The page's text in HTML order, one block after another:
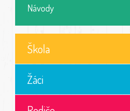
Návody
Škola
Žáci